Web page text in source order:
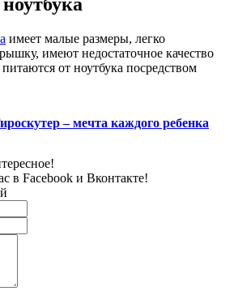
имеет малые размеры, легко
имеют недостаточное качество
от ноутбука посредством
– мечта каждого ребенка
в Facebook и Вконтакте!